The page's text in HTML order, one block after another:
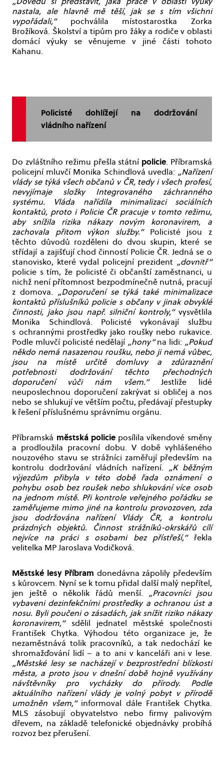
nastala, ale hlavně mě těší, jak se s tím všichni
vypořádali,“pochválila místostarostka Zorka
Brožíková. Školství a tipům pro žáky a rodiče v oblasti
domácí výuky se věnujeme v jiné části tohoto
Kahanu.
Policisté dohlížejí na dodržování
vládního nařízení
Do zvláštního režimu přešla státní policie. Příbramská
policejní mluvčí Monika Schindlová uvedla: „Nařízení
vlády se týká všech občanů v ČR, tedy i všech profesí,
nevyjímaje složky Integrovaného záchranného
systému. Vláda nařídila minimalizaci sociálních
kontaktů, proto i Policie ČR pracuje v tomto režimu,
aby snížila rizika nákazy novým koronavirem, a
zachovala přitom výkon služby.“Policisté jsou z
těchto důvodů rozděleni do dvou skupin, které se
střídají a zajišťují chod činností Policie ČR. Jedná se o
stanovisko, které vydal policejní prezident „dovnitř“
policie s tím, že policisté či občanští zaměstnanci, u
nichž není přítomnost bezpodmínečně nutná, pracují
z domova. „Doporučení se týká také minimalizace
kontaktů příslušníků policie s občany v jinak obvyklé
činnosti, jako jsou např. silniční kontroly,“vysvětlila
Monika Schindlová. Policisté vykonávají službu
s ochrannými prostředky jako roušky nebo rukavice.
Podle mluvčí policisté nedělají „hony“na lidi: „Pokud
někdo nemá nasazenou roušku, nebo ji nemá vůbec,
jsou na místě určitě domluvy a zdůraznění
potřebnosti dodržování těchto přechodných
doporučení vůči nám všem.“ Jestliže lidé
neuposlechnou doporučení zakrývat si obličej a nos
nebo se shlukují ve větším počtu, předávají přestupky
k řešení příslušnému správnímu orgánu.
Příbramská městská policieposílila víkendové směny
a prodloužila pracovní dobu. V době vyhlášeného
nouzového stavu se strážníci zaměřují především na
kontrolu dodržování vládních nařízení. „K běžným
výjezdům přibyla v této době řada oznámení o
pohybu osob bez roušek nebo shlukování více osob
na jednom místě. Při kontrole veřejného pořádku se
zaměřujeme mimo jiné na kontrolu provozoven, zda
jsou dodržována nařízení Vlády ČR, a kontrolu
prázdných objektů. Činnost strážníků-okrskářů cílí
nejvíce na práci s osobami bez přístřeší,“řekla
velitelka MP Jaroslava Vodičková.
Městské lesy Příbram donedávna zápolily především
s kůrovcem. Nyní se k tomu přidal další malý nepřítel,
jen ještě o několik řádů menší. „Pracovníci jsou
vybaveni dezinfekčními prostředky a ochranou úst a
nosu. Byli poučeni o zásadách, jak snížit riziko nákazy
koronavirem,“ sdělil jednatel městské společnosti
František Chytka. Výhodou této organizace je, že
nezaměstnává tolik pracovníků, a tak nedochází ke
shromažďování lidí – a to ani v kanceláři ani v lese.
„Městské lesy se nacházejí v bezprostřední blízkosti
města, a proto jsou v dnešní době hojně využívány
návštěvníky pro vycházky do přírody. Podle
aktuálního nařízení vlády je volný pobyt v přírodě
umožněn všem,“informoval dále František Chytka.
MLS zásobují obyvatelstvo nebo firmy palivovým
dřevem, na základě telefonické objednávky probíhá
rozvoz bez přerušení.